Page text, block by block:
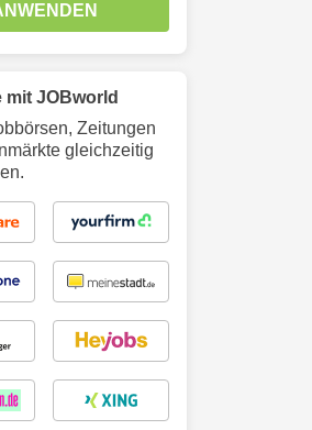
JOBworld
Zeitungen
gleichzeitig